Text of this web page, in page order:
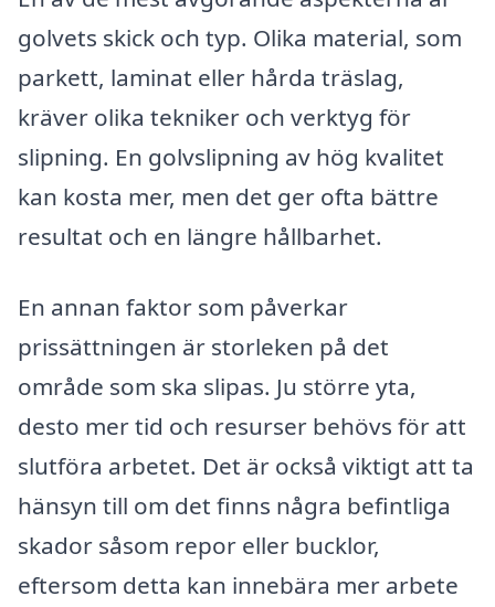
golvets skick och typ. Olika material, som
parkett, laminat eller hårda träslag,
kräver olika tekniker och verktyg för
slipning. En golvslipning av hög kvalitet
kan kosta mer, men det ger ofta bättre
resultat och en längre hållbarhet.
En annan faktor som påverkar
prissättningen är storleken på det
område som ska slipas. Ju större yta,
desto mer tid och resurser behövs för att
slutföra arbetet. Det är också viktigt att ta
hänsyn till om det finns några befintliga
skador såsom repor eller bucklor,
eftersom detta kan innebära mer arbete